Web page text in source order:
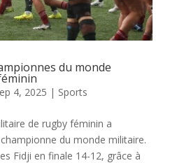
du monde
4, 2025 | Sports
de rugby féminin a
du monde militaire.
Fidji en finale 14-12, grâce à